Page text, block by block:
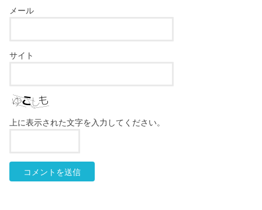
メール
サイト
上に表示された文字を入力してください。